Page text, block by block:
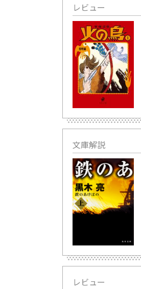
レビュー
文庫解説
レビュー